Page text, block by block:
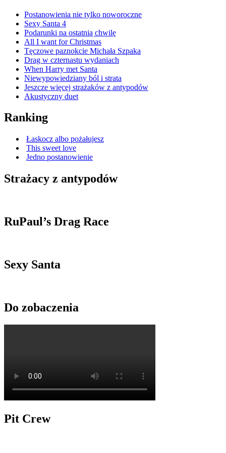
Postanowienia nie tylko noworoczne
Sexy Santa 4
Podarunki na ostatnią chwilę
All I want for Christmas
Tęczowe paznokcie Michała Szpaka
Drag w czternastu wydaniach
When Harry met Santa
Niewypowiedziany ból i strata
Jeszcze więcej strażaków z antypodów
Akustyczny duet
Ranking
Łaskocz albo pożałujesz
This sweet love
Jedno postanowienie
Strażacy z antypodów
RuPaul’s Drag Race
Sexy Santa
Do zobaczenia
Pit Crew